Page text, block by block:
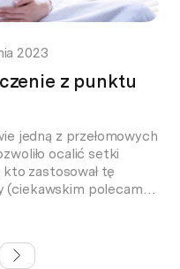
2023
z punktu
jedną z przełomowych
ocalić setki
zastosował tę
(ciekawskim polecam
Pierwotnie miała
śmierci matki. Z